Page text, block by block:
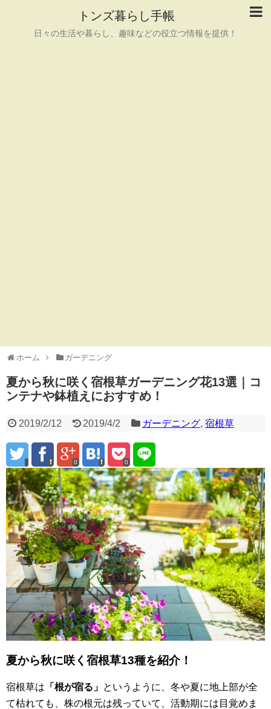
トンズ暮らし手帳
日々の生活や暮らし、趣味などの役立つ情報を提供！
ホーム ガーデニング
夏から秋に咲く宿根草ガーデニング花13選｜コ
ンテナや鉢植えにおすすめ！
2019/2/12 2019/4/2 ガーデニング,宿根草
0 0
夏から秋に咲く宿根草13種を紹介！
宿根草は 「根が宿る」 というように、冬や夏に地上部が全
て枯れても、株の根元は残っていて、活動期には目覚めま